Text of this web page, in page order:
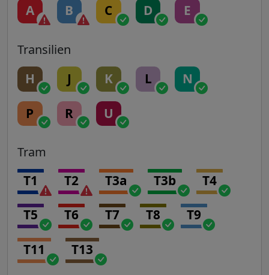
A B C D E
Transilien
H J K L N
P R U
Tram
T1 T2 T3a T3b T4
T5 T6 T7 T8 T9
T11 T13